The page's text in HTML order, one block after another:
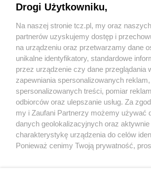
O FIRMIE POLITYKA
REKLAMA WSPÓŁPRACA RSS
Nasze serwisy
Aktualności
Tcz24
Drogi Użytkowniku,
Na naszej stronie tcz.pl, my oraz
partnerów uzyskujemy dostęp i
na urządzeniu oraz przetwarzamy dane
unikalne identyfikatory, standardowe
przez urządzenie czy dane przeglądania
zapewniania spersonalizowanych
spersonalizowanych treści, pomiar
odbiorców oraz ulepszanie usług. Za
my i Zaufani Partnerzy możemy używać
danych geolokalizacyjnych oraz
charakterystykę urządzenia do celów
Ponieważ cenimy Twoją prywatność,